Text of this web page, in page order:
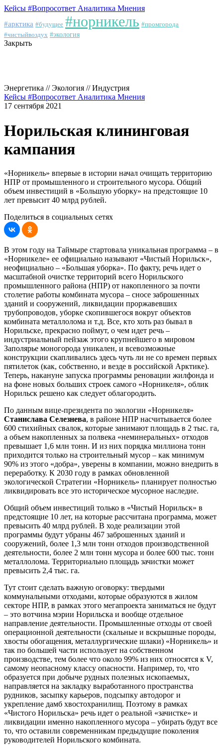
Кейсы #Вопросответ Аналитика Мнения
#арктика #будущее #норникель #промгорода
#чистыйвоздух #экология
Закрыть
Энергетика // Экология // Индустрия
Кейсы #Вопросответ Аналитика Мнения
17 сентября 2021
Норильская клининговая
кампания
«Норникель» впервые в истории начал очищать территорию
НПР от промышленного и строительного мусора. Общий
объем инвестиций в «Большую уборку» на предстоящие 10
лет превысит 40 млрд рублей.
Поделиться в социальных сетях
В этом году на Таймыре стартовала уникальная программа – в
«Норникеле» ее официально называют «Чистый Норильск»,
неофициально – «Большая уборка». По факту, речь идет о
масштабной очистке территорий всего Норильского
промышленного района (НПР) от накопленного за почти
столетие работы комбината мусора – сносе заброшенных
зданий и сооружений, ликвидации проржавевших
трубопроводов, уборке скопившегося вокруг объектов
комбината металлолома и т.д. Все, кто хоть раз бывал в
Норильске, прекрасно поймут, о чем идет речь –
индустриальный пейзаж этого крупнейшего в мировом
Заполярье моногорода уникален, и всевозможные
конструкции скапливались здесь чуть ли не со времен первых
пятилеток (как, собственно, и везде в российской Арктике).
Теперь, накануне запуска программы реновации жилфонда и
на фоне новых больших строек самого «Норникеля», облик
Норильск решено как следует облагородить.
По данным вице-президента по экологии «Норникеля»
Станислава Селезнева, в районе НПР насчитывается более
600 стихийных свалок, которые занимают площадь в 2 тыс. га,
а объем накопленных за полвека «неминеральных» отходов
превышает 1,6 млн тонн. И из них порядка миллиона тонн
приходится только на строительный мусор – как минимум
90% из этого «добра», уверены в компании, можно внедрить в
переработку. К 2030 году в рамках обновленной
экологической Стратегии «Норникель» планирует полностью
ликвидировать все это историческое мусорное наследие.
Общий объем инвестиций только в «Чистый Норильск» в
предстоящие 10 лет, на которые рассчитана программа, может
превысить 40 млрд рублей. В ходе реализации этой
программы будут убраны 467 заброшенных зданий и
сооружений, более 1,3 млн тонн отходов производственной
деятельности, более 2 млн тонн мусора и более 600 тыс. тонн
металлолома. Территориально площадь зачистки может
превысить 2,4 тыс. га.
Тут стоит сделать важную оговорку: твердыми
коммунальными отходами, которые образуются в жилом
секторе НПР, в рамках этого мегапроекта заниматься не будут
– это вотчина мэрии Норильска и вообще отдельное
направление деятельности. Промышленные отходы от своей
операционной деятельности (скальные и вскрышные породы,
хвосты обогащения, металлургические шлаки) «Норникель» и
так по большей части использует на собственном
производстве, тем более что около 99% из них относятся к V,
самому неопасному классу опасности. Например, то, что
образуется при добыче рудных полезных ископаемых,
направляется на закладку выработанного пространства
рудников, засыпку карьеров, подсыпку автодорог и
укрепление дамб хвостохранилищ. Поэтому в рамках
«Чистого Норильска» речь идет о реальной «зачистке» и
ликвидации именно накопленного мусора – убирать будут все
то, что оставили современникам предыдущие поколения
руководителей Норильского комбината.